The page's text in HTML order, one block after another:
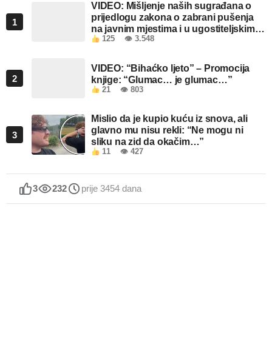
1
VIDEO: Mišljenje naših sugrađana o
prijedlogu zakona o zabrani pušenja
na javnim mjestima i u ugostiteljskim
objektima u FBiH
125 👁 3.548
2
VIDEO: “Bihaćko ljeto” – Promocija
knjige: “Glumac… je glumac…”
21 👁 803
3
Mislio da je kupio kuću iz snova, ali
glavno mu nisu rekli: “Ne mogu ni
sliku na zid da okačim…”
11 👁 427
3 232 prije 3454 dana